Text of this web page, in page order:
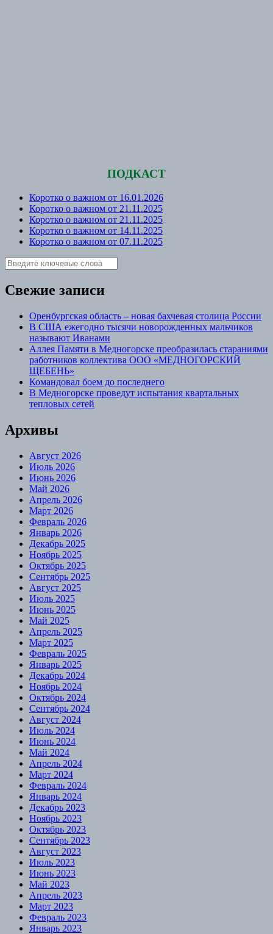
ПОДКАСТ
Коротко о важном от 16.01.2026
Коротко о важном от 21.11.2025
Коротко о важном от 21.11.2025
Коротко о важном от 14.11.2025
Коротко о важном от 07.11.2025
Свежие записи
Оренбургская область – новая бахчевая столица России
В США ежегодно тысячи новорожденных мальчиков
называют Иванами
Аллея Памяти в Медногорске преобразилась стараниями
работников коллектива ООО «МЕДНОГОРСКИЙ
ЩЕБЕНЬ»
Командовал боем до последнего
В Медногорске проведут испытания квартальных
тепловых сетей
Архивы
Август 2026
Июль 2026
Июнь 2026
Май 2026
Апрель 2026
Март 2026
Февраль 2026
Январь 2026
Декабрь 2025
Ноябрь 2025
Октябрь 2025
Сентябрь 2025
Август 2025
Июль 2025
Июнь 2025
Май 2025
Апрель 2025
Март 2025
Февраль 2025
Январь 2025
Декабрь 2024
Ноябрь 2024
Октябрь 2024
Сентябрь 2024
Август 2024
Июль 2024
Июнь 2024
Май 2024
Апрель 2024
Март 2024
Февраль 2024
Январь 2024
Декабрь 2023
Ноябрь 2023
Октябрь 2023
Сентябрь 2023
Август 2023
Июль 2023
Июнь 2023
Май 2023
Апрель 2023
Март 2023
Февраль 2023
Январь 2023